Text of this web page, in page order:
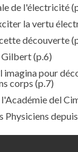
de l'électricité
la vertu
découverte
Gilbert(p.6)
imagina pour
corps (p.7)
del
Physiciens